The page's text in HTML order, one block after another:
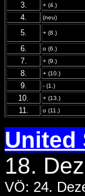
3.
+ (4.)
4.
(neu)
5.
+ (8.)
6.
o (6.)
7.
+ (9.)
8.
+ (10.)
9.
- (1.)
10.
+ (13.)
11.
o (11.)
United
18.
VÖ: 24.